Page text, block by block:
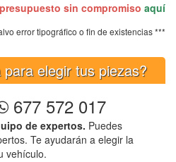
sin compromiso aquí
error tipográfico o fin de existencias ***
elegir tus piezas?
677 572 017
de expertos. Puedes
Te ayudarán a elegir la
vehículo.